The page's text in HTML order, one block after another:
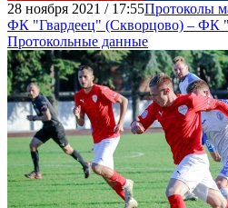
28 ноября 2021 / 17:55Протоколы
ФК "Гвардеец" (Скворцово) – ФК
Протокольные данные